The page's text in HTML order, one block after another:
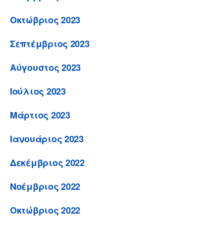
Οκτώβριος 2023
Σεπτέμβριος 2023
Αύγουστος 2023
Ιούλιος 2023
Μάρτιος 2023
Ιανουάριος 2023
Δεκέμβριος 2022
Νοέμβριος 2022
Οκτώβριος 2022